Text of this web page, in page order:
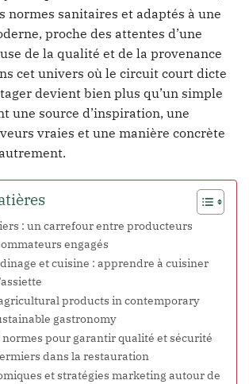
normes sanitaires et adaptés à une
proche des attentes d’une
de la qualité et de la provenance
cet univers où le circuit court dicte
devient bien plus qu’un simple
une source d’inspiration, une
vraies et une manière concrète
: un carrefour entre producteurs
engagés
et cuisine : apprendre à cuisiner
products in contemporary
gastronomy
normes pour garantir qualité et sécurité
dans la restauration
et stratégies marketing autour de